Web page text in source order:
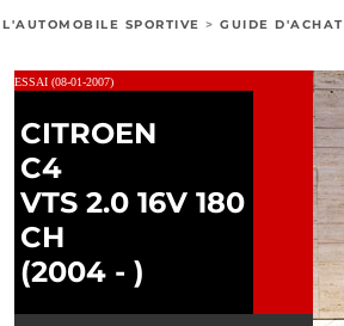
L'AUTOMOBILE SPORTIVE > GUIDE D'ACHAT
ESSAI (08-01-2007)
CITROEN
C4
VTS 2.0 16V 180
CH
(2004 - )